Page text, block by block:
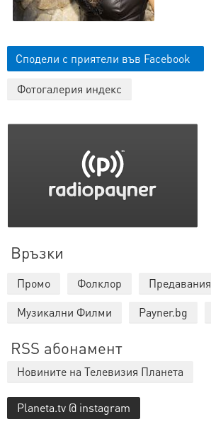
Сподели с приятели във Facebook
Фотогалерия индекс
Връзки
Промо Фолклор
Предавания
Музикални Филми
Payner.bg
RSS абонамент
Новините на Телевизия Планета
Planeta.tv @ instagram